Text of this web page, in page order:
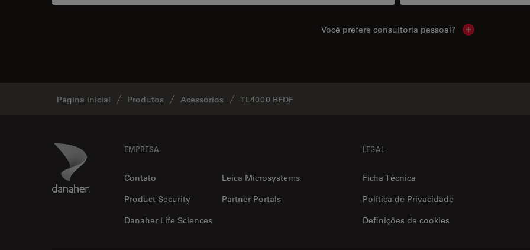
Você prefere consultoria pessoal? Show local
Página inicial Produtos Acessórios TL4000 BFDF
Danaher Logo EMPRESA
Contato
Leica Microsystems
Product Security
Partner Portals
Danaher Life Sciences
LEGAL
Ficha Técnica
Política de Privacidade
Definições de cookies